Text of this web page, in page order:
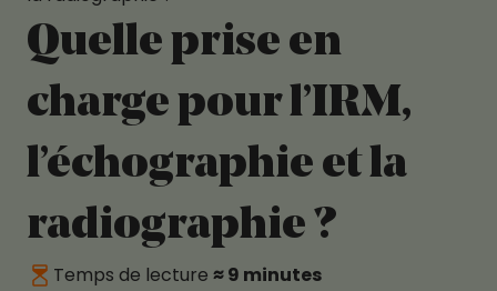
Quelle prise en
charge pour l’IRM,
l’échographie et la
radiographie ?
Temps de lecture ≈ 9 minutes